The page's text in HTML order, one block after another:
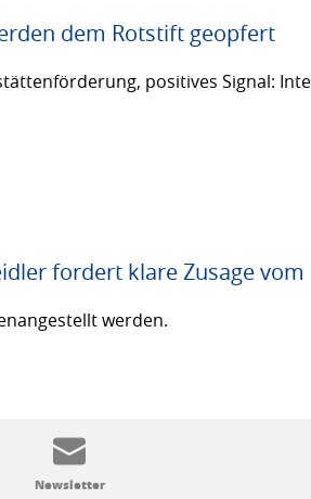
dem Rotstift geopfert
positives Signal:
fordert klare Zusage vom
werden.